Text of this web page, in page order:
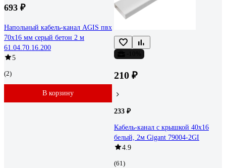
693 ₽
Напольный кабель-канал AGIS пвх
70x16 мм cерый бетон 2 м
61.04.70.16.200
5
(2)
В корзину
210 ₽
233 ₽
Кабель-канал с крышкой 40х16
белый, 2м Gigant 79004-2GI
4.9
(61)